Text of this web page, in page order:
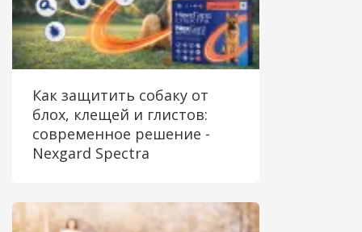
Как защитить собаку от
блох, клещей и глистов:
современное решение -
Nexgard Spectra